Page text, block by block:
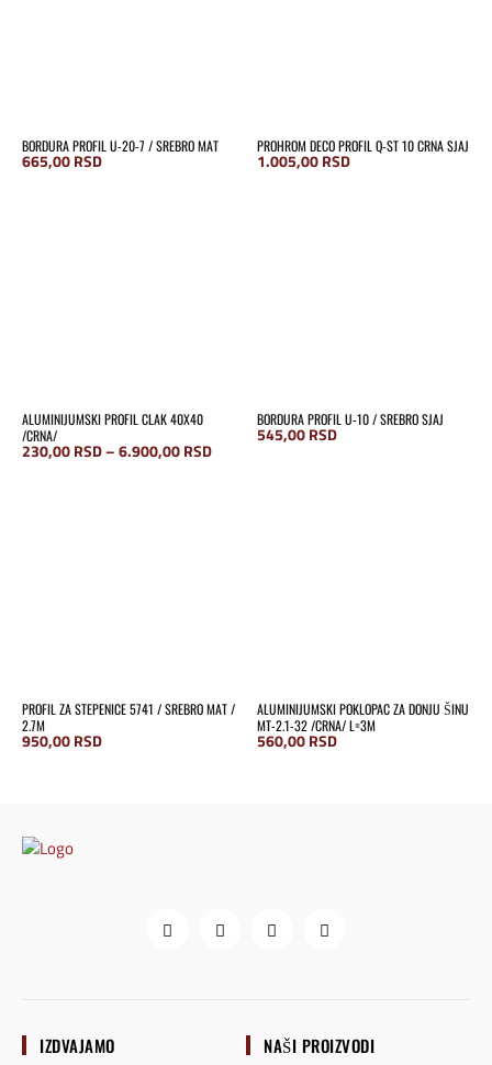
BORDURA PROFIL U-20-7 / SREBRO MAT
665,00RSD
PROHROM DECO PROFIL Q-ST 10 CRNA SJAJ
1.005,00RSD
ALUMINIJUMSKI PROFIL CLAK 40X40
/CRNA/
230,00RSD–6.900,00RSDRaspon
BORDURA PROFIL U-10 / SREBRO SJAJ
545,00RSD
PROFIL ZA STEPENICE 5741 / SREBRO MAT /
2.7M
950,00RSD
ALUMINIJUMSKI POKLOPAC ZA DONJU ŠINU
MT-2.1-32 /CRNA/ L=3M
560,00RSD
IZDVAJAMO NAŠI PROIZVODI